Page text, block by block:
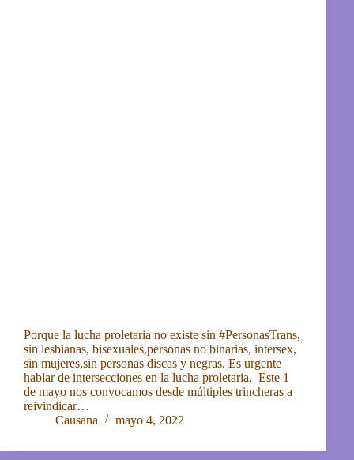
Porque la lucha proletaria no existe sin #PersonasTrans,
sin lesbianas, bisexuales,personas no binarias, intersex,
sin mujeres,sin personas discas y negras. Es urgente
hablar de intersecciones en la lucha proletaria. Este 1
de mayo nos convocamos desde múltiples trincheras a
reivindicar…
Causana
mayo 4, 2022